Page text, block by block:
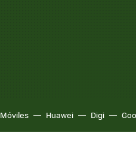
Móviles Huawei Digi